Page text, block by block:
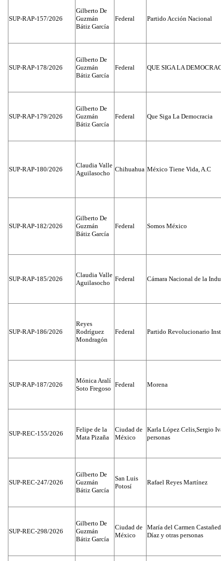
SUP-RAP-157/2026
Gilberto De
Guzmán
Bátiz García
Federal Partido Acción Nacional
SUP-RAP-178/2026
Gilberto De
Guzmán
Bátiz García
Federal QUE SIGA LA
SUP-RAP-179/2026
Gilberto De
Guzmán
Bátiz García
Federal Que Siga La Democracia
SUP-RAP-180/2026
Claudia Valle
Aguilasocho
Chihuahua México Tiene Vida, A.C
SUP-RAP-182/2026
Gilberto De
Guzmán
Bátiz García
Federal Somos México
SUP-RAP-185/2026
Claudia Valle
Aguilasocho
Federal Cámara Nacional de la
SUP-RAP-186/2026
Reyes
Rodríguez
Mondragón
Federal Partido Revolucionario
SUP-RAP-187/2026
Mónica Aralí
Soto Fregoso
Federal Morena
SUP-REC-155/2026
Felipe de la
Mata Pizaña
Ciudad de
México
Karla López Celis,Sergio
personas
SUP-REC-247/2026
Gilberto De
Guzmán
Bátiz García
San Luis
Potosí
Rafael Reyes Martínez
SUP-REC-298/2026
Gilberto De
Guzmán
Bátiz García
Ciudad de
México
María del Carmen
Díaz y otras personas